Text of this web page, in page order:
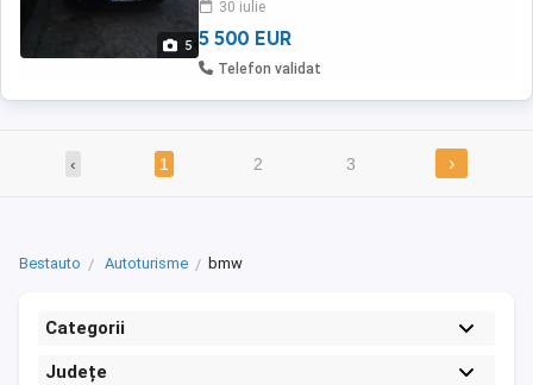
5
30 iulie
5 500 EUR
Telefon validat
‹ 1 2 3 ›
Bestauto Autoturisme bmw
Categorii
Județe